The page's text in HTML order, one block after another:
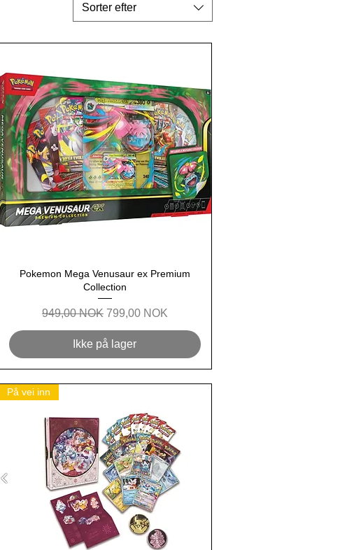
Sorter efter
Hurtigvisning
Pokemon Mega Venusaur ex Premium
Collection
Regulær pris
949,00 NOK Salgspris
799,00 NOK
Ikke på lager
På vei inn